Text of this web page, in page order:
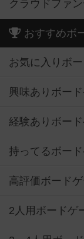
クラウドファ
おすすめボ
お気に入りボ
興味ありボー
経験ありボー
持ってるボー
高評価ボード
2人用ボードゲ